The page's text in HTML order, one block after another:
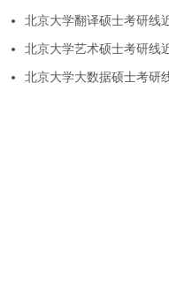
北京大学翻译硕士考研线
北京大学艺术硕士考研线
北京大学大数据硕士考研